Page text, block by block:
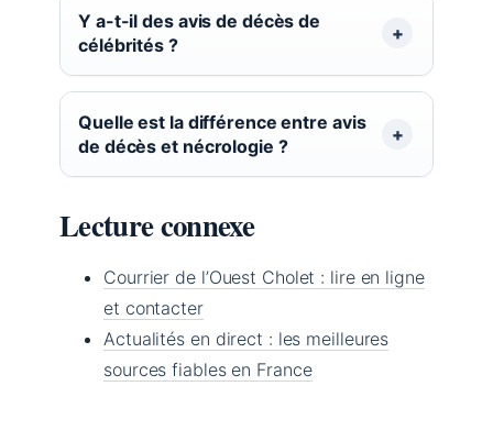
Y a-t-il des avis de décès de
célébrités ?
Quelle est la différence entre avis
de décès et nécrologie ?
Lecture connexe
Courrier de l’Ouest Cholet : lire en ligne
et contacter
Actualités en direct : les meilleures
sources fiables en France